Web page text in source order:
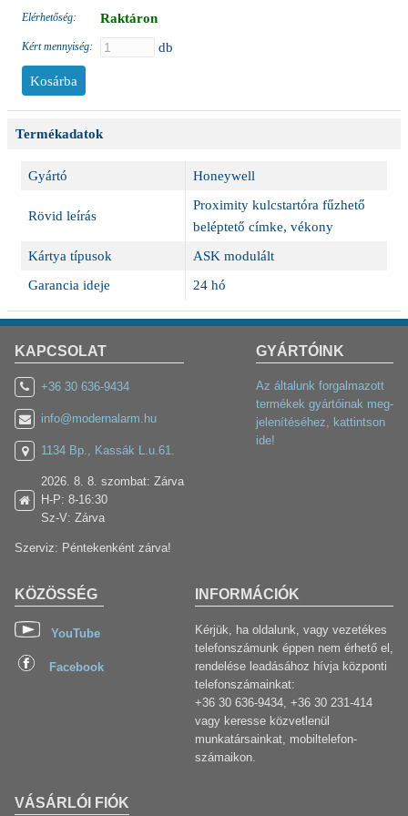
Elérhetőség: Raktáron
Kért mennyiség: db
Termékadatok
Gyártó Honeywell
Rövid leírás
Proximity kulcstartóra fűzhető
beléptető címke, vékony
Kártya típusok
ASK modulált
Garancia ideje
24 hó
KAPCSOLAT
+36 30 636-9434
info@modernalarm.hu
1134 Bp., Kassák L.u.61.
2026. 8. 8. szombat: Zárva
H-P: 8-16:30
Sz-V: Zárva
Szerviz: Péntekenként zárva!
VÁSÁRLÓI FIÓK
KÖZÖSSÉG
YouTube
Facebook
INFORMÁCIÓK
Kérjük, ha oldalunk, vagy vezetékes
telefonszámunk éppen nem érhető el,
rendelése leadásához hívja központi
telefonszámainkat:
+36 30 636-9434, +36 30 231-414
vagy keresse közvetlenül
munkatársainkat, mobiltelefon-
számaikon.
GYÁRTÓINK
Az általunk forgalmazott
termékek gyártóinak meg-
jelenítéséhez, kattintson
ide!